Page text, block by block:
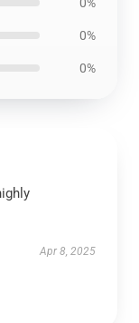
0%
0%
Apr 8, 2025